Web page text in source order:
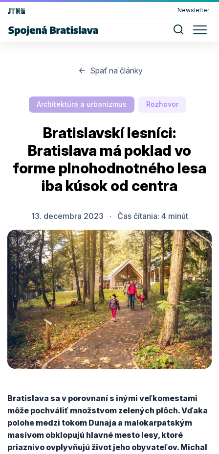
Newsletter
Späť na články
Architektúra a urbanizmus Rozhovor
Bratislavskí lesníci:
Bratislava má poklad vo
forme plnohodnotného lesa
iba kúsok od centra
13. decembra 2023 · Čas čítania: 4 minút
Bratislava sa v porovnaní s inými veľkomestami
môže pochváliť množstvom zelených plôch. Vďaka
polohe medzi tokom Dunaja a malokarpatským
masívom obklopujú hlavné mesto lesy, ktoré
priaznivo ovplyvňujú život jeho obyvateľov. Michal